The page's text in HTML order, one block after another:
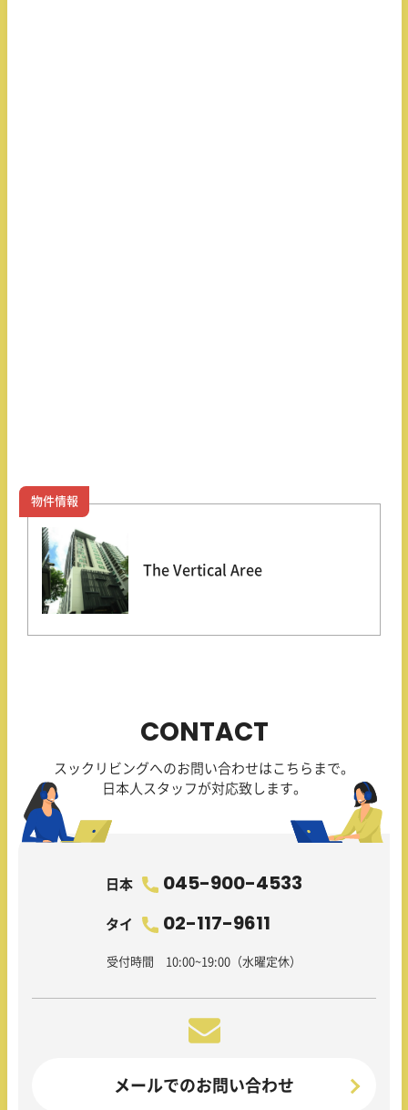
物件情報
The Vertical Aree
CONTACT
スックリビングへのお問い合わせはこちらまで。
日本人スタッフが対応致します。
日本 045-900-4533
タイ 02-117-9611
受付時間 10:00~19:00（水曜定休）
メールでのお問い合わせ